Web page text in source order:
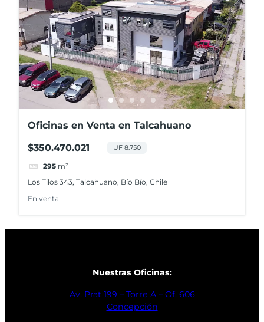
Oficinas en Venta en Talcahuano
$350.470.021 UF 8.750
295 m²
Los Tilos 343, Talcahuano, Bío Bío, Chile
En venta
Nuestras Oficinas:
Av. Prat 199 – Torre A – Of. 606
Concepción